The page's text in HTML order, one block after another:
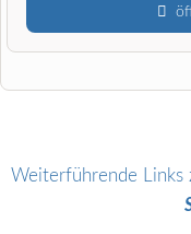
Name
Weiterführende Links